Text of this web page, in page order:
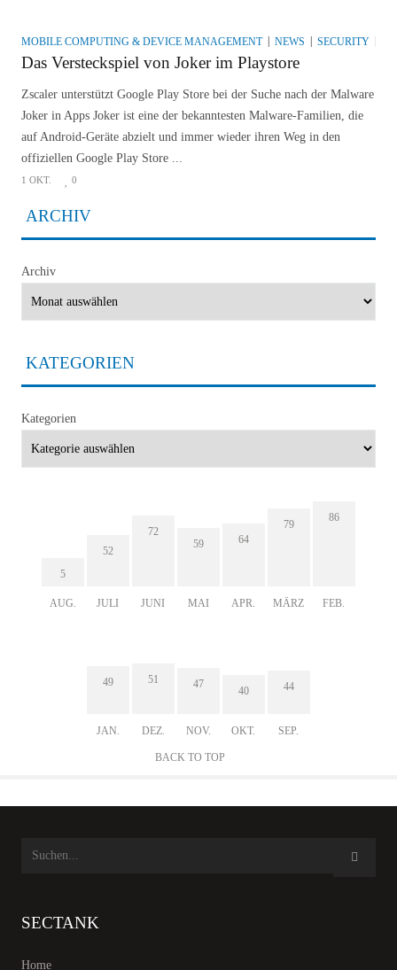
MOBILE COMPUTING & DEVICE MANAGEMENT NEWS SECURITY
Das Versteckspiel von Joker im Playstore
Zscaler unterstützt Google Play Store bei der Suche nach der Malware
Joker in Apps Joker ist eine der bekanntesten Malware-Familien, die
auf Android-Geräte abzielt und immer wieder ihren Weg in den
offiziellen Google Play Store ...
1 OKT. 0
ARCHIV
Archiv
KATEGORIEN
Kategorien
5
AUG.
52
JULI
72
JUNI
59
MAI
64
APR.
79
MÄRZ
86
FEB.
49
JAN.
51
DEZ.
47
NOV.
40
OKT.
44
SEP.
BACK TO TOP
SECTANK
Home